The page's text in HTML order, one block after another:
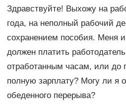
Здравствуйте! Выхожу на
года, на неполный рабочий
сохранением пособия. Меня
должен платить
отработанным часам, или до
полную зарплату? Могу ли я
обеденного перерыва?